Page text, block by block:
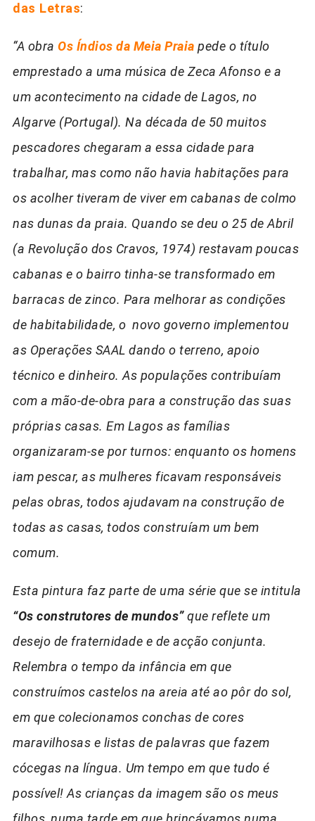
das Letras:
“A obraOs Índios da Meia Praia pede o título
emprestado a uma música de Zeca Afonso e a
um acontecimento na cidade de Lagos, no
Algarve (Portugal). Na década de 50 muitos
pescadores chegaram a essa cidade para
trabalhar, mas como não havia habitações para
os acolher tiveram de viver em cabanas de colmo
nas dunas da praia. Quando se deu o 25 de Abril
(a Revolução dos Cravos, 1974) restavam poucas
cabanas e o bairro tinha-se transformado em
barracas de zinco. Para melhorar as condições
de habitabilidade, o novo governo implementou
as Operações SAAL dando o terreno, apoio
técnico e dinheiro. As populações contribuíam
com a mão-de-obra para a construção das suas
próprias casas. Em Lagos as famílias
organizaram-se por turnos: enquanto os homens
iam pescar, as mulheres ficavam responsáveis
pelas obras, todos ajudavam na construção de
todas as casas, todos construíam um bem
comum.
Esta pintura faz parte de uma série que se intitula
“Os construtores de mundos”que reflete um
desejo de fraternidade e de acção conjunta.
Relembra o tempo da infância em que
construímos castelos na areia até ao pôr do sol,
em que colecionamos conchas de cores
maravilhosas e listas de palavras que fazem
cócegas na língua. Um tempo em que tudo é
possível! As crianças da imagem são os meus